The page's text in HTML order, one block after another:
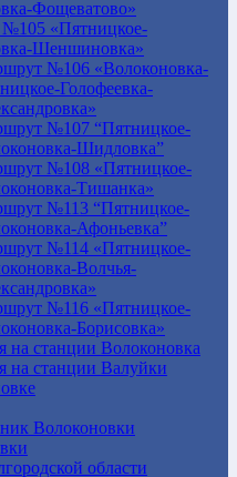
Фощеватово»
«Пятницкое-
Шеншиновка»
№106 «Волоконовка-
Голофеевка-
№107 “Пятницкое-
Шидловка”
№108 «Пятницкое-
Тишанка»
№113 “Пятницкое-
Афоньевка”
№114 «Пятницкое-
Волчья-
№116 «Пятницкое-
Борисовка»
на станции Волоконовка
на станции Валуйки
Волоконовки
области